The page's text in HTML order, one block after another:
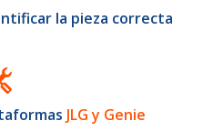
la pieza correcta
JLG y Genie